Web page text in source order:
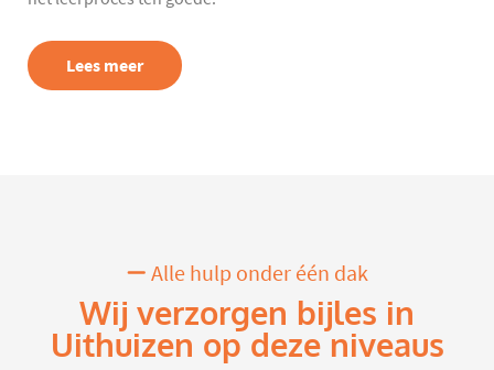
Lees meer
Alle hulp onder één dak
Wij verzorgen bijles in
Uithuizen op deze niveaus